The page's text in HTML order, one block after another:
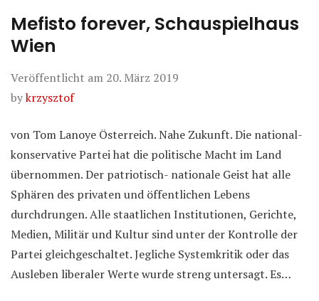
Mefisto forever, Schauspielhaus
Wien
Veröffentlicht am 20. März 2019
bykrzysztof
von Tom Lanoye Österreich. Nahe Zukunft. Die national-
konservative Partei hat die politische Macht im Land
übernommen. Der patriotisch- nationale Geist hat alle
Sphären des privaten und öffentlichen Lebens
durchdrungen. Alle staatlichen Institutionen, Gerichte,
Medien, Militär und Kultur sind unter der Kontrolle der
Partei gleichgeschaltet. Jegliche Systemkritik oder das
Ausleben liberaler Werte wurde streng untersagt. Es…